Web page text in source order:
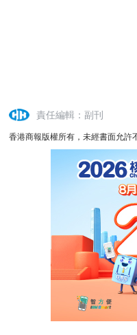
責任編輯：副刊
香港商報版權所有，未經書面允許